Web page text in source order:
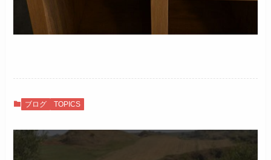
ブログ TOPICS